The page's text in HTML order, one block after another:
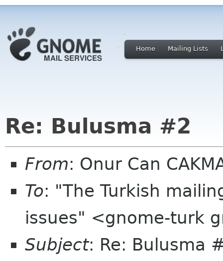
Home Mailing Lists
Re: Bulusma #2
From: Onur Can
To: "The Turkish
issues" <gnome-turk
Subject: Re: Bulusma